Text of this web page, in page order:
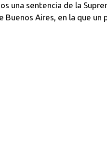
una sentencia de la
Buenos Aires, en la que un